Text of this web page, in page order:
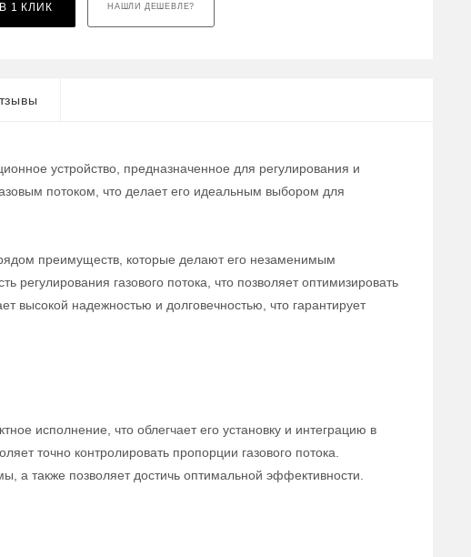
1 КЛИК НАШЛИ ДЕШЕВЛЕ?
устройство, предназначенное для регулирования и
потоком, что делает его идеальным выбором для
преимуществ, которые делают его незаменимым
регулирования газового потока, что позволяет оптимизировать
высокой надежностью и долговечностью, что гарантирует
исполнение, что облегчает его установку и интеграцию в
точно контролировать пропорции газового потока.
а также позволяет достичь оптимальной эффективности.